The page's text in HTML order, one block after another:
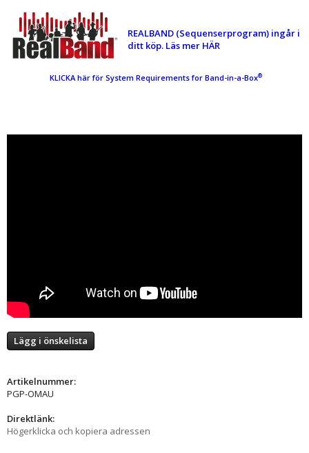
REALBAND (Sequenserprogram) ingår i
ditt köp. Läs mer HÄR
KLICKA här för System Requirements for Band-in-a-Box®
Lägg i önskelista
Artikelnummer:
PGP-OMAU
Direktlänk:
Högerklicka och kopiera adressen